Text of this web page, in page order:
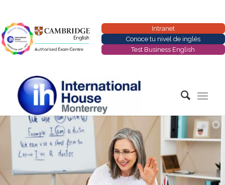
Intranet
Conoce tu nivel de inglés
Test Business English